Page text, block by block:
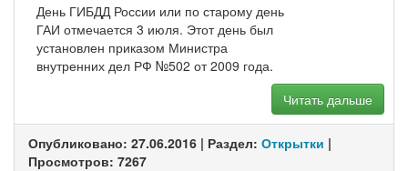
День ГИБДД России или по старому день
ГАИ отмечается 3 июля. Этот день был
установлен приказом Министра
внутренних дел РФ №502 от 2009 года.
Читать дальше
Опубликовано: 27.06.2016 | Раздел: Открытки |
Просмотров: 7267